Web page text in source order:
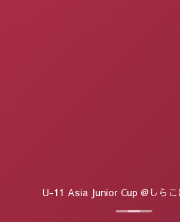
U-11 Asia Junior Cup @しら